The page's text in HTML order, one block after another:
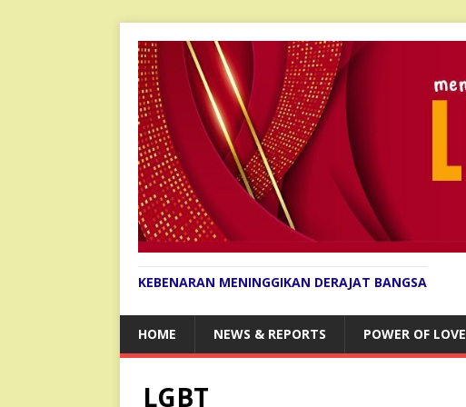
KEBENARAN MENINGGIKAN DERAJAT BANGSA
HOME NEWS & REPORTS POWER OF LOVE
LGBT